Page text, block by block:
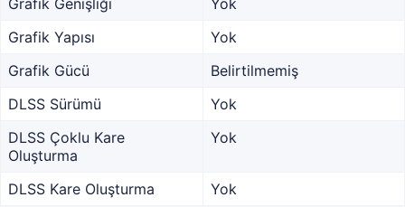
Grafik Yapısı
Yok
Grafik Gücü
Belirtilmemiş
DLSS Sürümü
Yok
DLSS Çoklu Kare
Oluşturma
Yok
DLSS Kare Oluşturma
Yok